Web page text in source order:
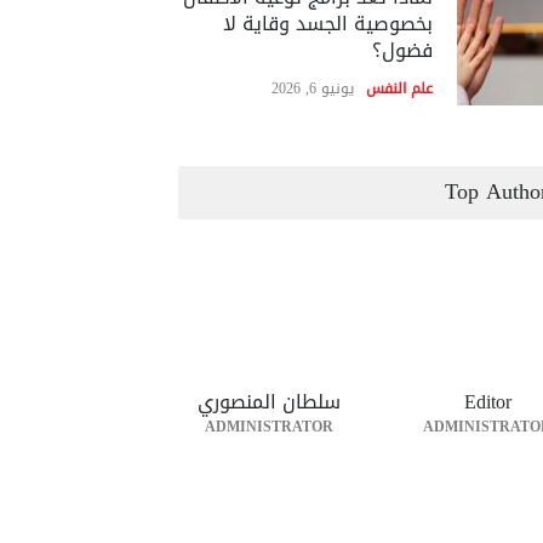
بخصوصية الجسد وقاية لا
فضول؟
علم النفس يونيو 6, 2026
Top
Editor سلطان المنصوري
ADMINISTRATOR